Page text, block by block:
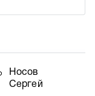
Носов
Сергей